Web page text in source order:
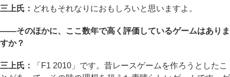
三上氏： どれもそれなりにおもしろいと思いますよ。
――そのほかに、ここ数年で高く評価しているゲームはありま
すか？
三上氏：
「F1 2010」です。昔レースゲームを作ろうとしたこ